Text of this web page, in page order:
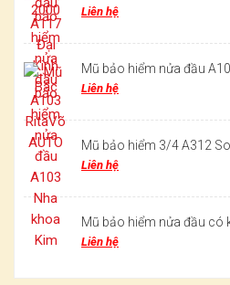
Liên hệ
Mũ bảo hiểm nửa đầu
Liên hệ
Mũ bảo hiểm 3/4 A312
Liên hệ
Mũ bảo hiểm nửa đầu có
Liên hệ